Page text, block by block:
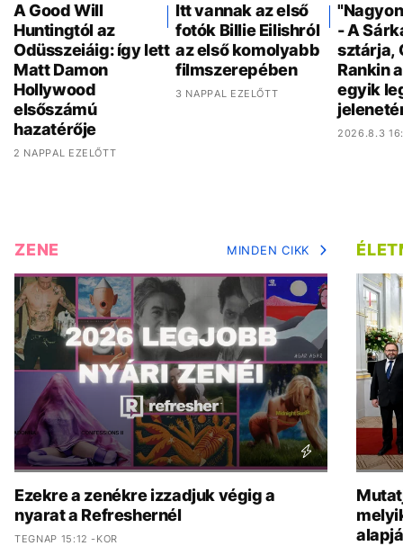
A Good Will
Huntingtól az
Odüsszeiáig: így lett
Matt Damon
Hollywood
elsőszámú
hazatérője
2 NAPPAL EZELŐTT
Itt vannak az első
fotók Billie Eilishról
az első komolyabb
filmszerepében
3 NAPPAL EZELŐTT
- A
sztárja,
Rankin
egyik
2026.8.3
ZENE MINDEN CIKK
Ezekre a zenékre izzadjuk végig a
nyarat a Refreshernél
TEGNAP 15:12 -KOR